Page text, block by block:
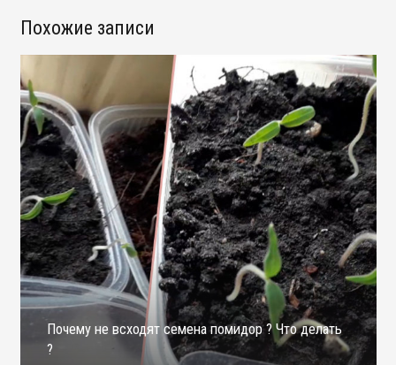
Похожие записи
Почему не всходят семена помидор ? Что делать
?